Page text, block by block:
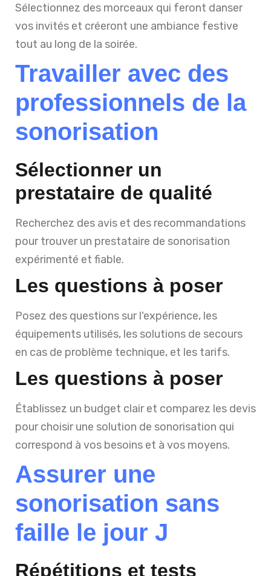
Sélectionnez des morceaux qui feront danser
vos invités et créeront une ambiance festive
tout au long de la soirée.
Travailler avec des
professionnels de la
sonorisation
Sélectionner un
prestataire de qualité
Recherchez des avis et des recommandations
pour trouver un prestataire de sonorisation
expérimenté et fiable.
Les questions à poser
Posez des questions sur l'expérience, les
équipements utilisés, les solutions de secours
en cas de problème technique, et les tarifs.
Les questions à poser
Établissez un budget clair et comparez les devis
pour choisir une solution de sonorisation qui
correspond à vos besoins et à vos moyens.
Assurer une
sonorisation sans
faille le jour J
Répétitions et tests